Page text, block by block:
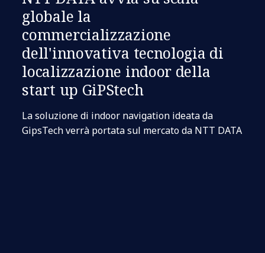
globale la
commercializzazione
dell'innovativa tecnologia di
localizzazione indoor della
start up GiPStech
La soluzione di indoor navigation ideata da
GipsTech verrà portata sul mercato da NTT DATA